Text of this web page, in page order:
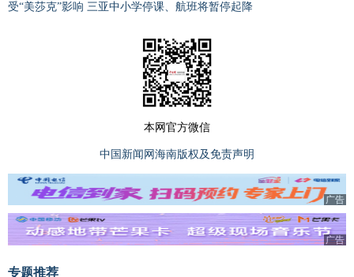
受“美莎克”影响 三亚中小学停课、航班将暂停起降
本网官方微信
中国新闻网海南版权及免责声明
广告
广告
专题推荐